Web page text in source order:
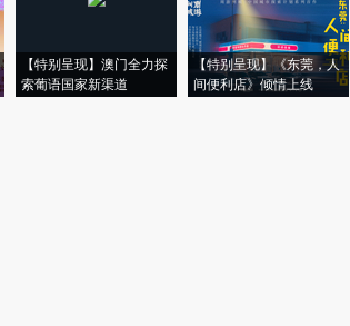
【特别呈现】澳门全力探
索葡语国家新渠道
【特别呈现】《东莞，人
间便利店》倾情上线